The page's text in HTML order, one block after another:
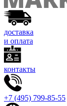
доставка
и оплата
контакты
+7 (495) 799-85-55